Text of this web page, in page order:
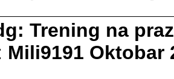
Trening na
Mili9191 Oktobar